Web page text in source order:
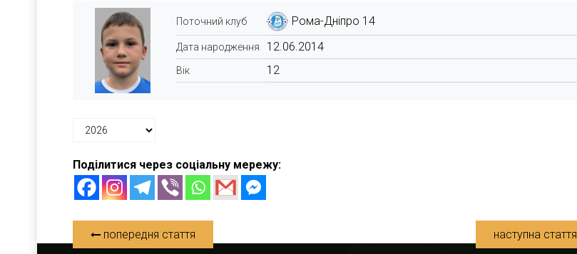
Поточний клуб Рома-Дніпро 14
Дата народження 12.06.2014
Вік 12
Поділитися через соціальну мережу:
попередня стаття наступна стаття